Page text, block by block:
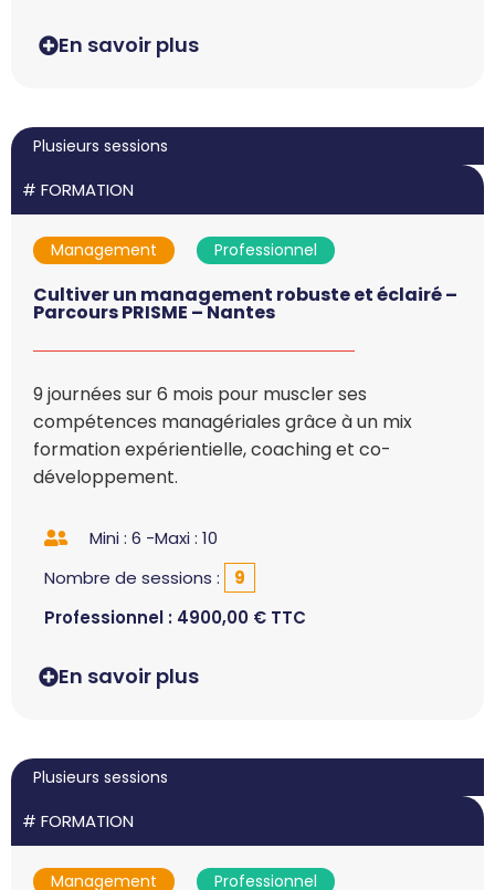
En savoir plus
Plusieurs sessions
# FORMATION
Management Professionnel
Cultiver un management robuste et éclairé –
Parcours PRISME – Nantes
9 journées sur 6 mois pour muscler ses
compétences managériales grâce à un mix
formation expérientielle, coaching et co-
développement.
Mini : 6 -Maxi : 10
Nombre de sessions :
9
Professionnel : 4900,00 € TTC
En savoir plus
Plusieurs sessions
# FORMATION
Management Professionnel